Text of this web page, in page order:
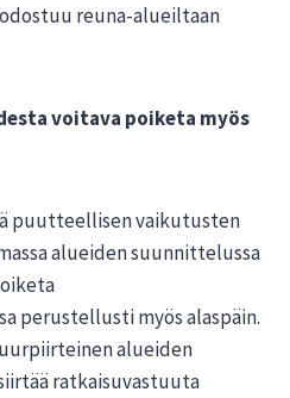
reuna-alueiltaan
voitava poiketa myös
puutteellisen vaikutusten
alueiden suunnittelussa
perustellusti myös alaspäin.
alueiden
ratkaisuvastuuta